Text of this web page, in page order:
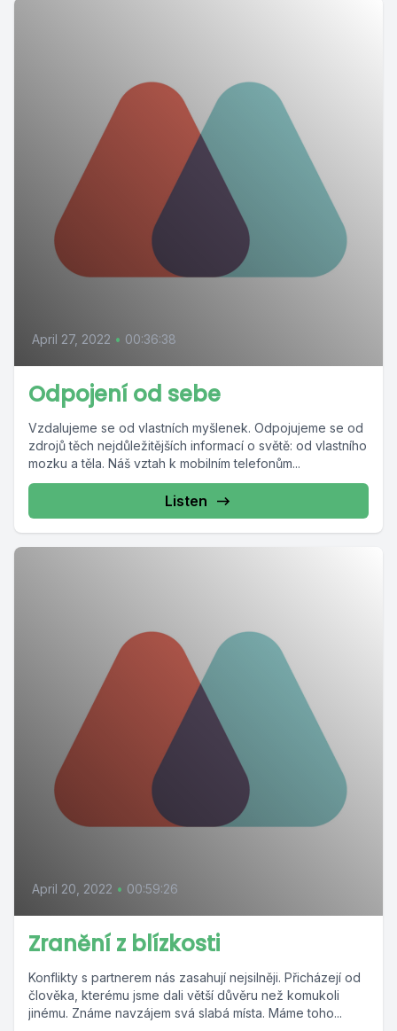
April 27, 2022 • 00:36:38
Odpojení od sebe
Vzdalujeme se od vlastních myšlenek. Odpojujeme se od
zdrojů těch nejdůležitějších informací o světě: od vlastního
mozku a těla. Náš vztah k mobilním telefonům...
Listen
April 20, 2022 • 00:59:26
Zranění z blízkosti
Konflikty s partnerem nás zasahují nejsilněji. Přicházejí od
člověka, kterému jsme dali větší důvěru než komukoli
jinému. Známe navzájem svá slabá místa. Máme toho...